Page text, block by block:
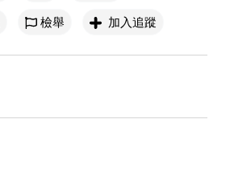
檢舉 加入追蹤